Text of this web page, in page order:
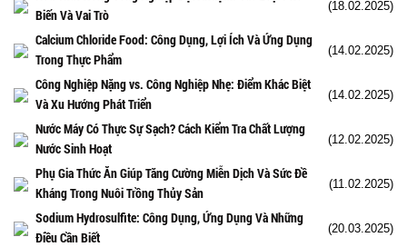
Biến Và Vai Trò
(18.02.2025)
Calcium Chloride Food: Công Dụng, Lợi Ích Và Ứng Dụng
Trong Thực Phẩm
(14.02.2025)
Công Nghiệp Nặng vs. Công Nghiệp Nhẹ: Điểm Khác Biệt
Và Xu Hướng Phát Triển
(14.02.2025)
Nước Máy Có Thực Sự Sạch? Cách Kiểm Tra Chất Lượng
Nước Sinh Hoạt
(12.02.2025)
Phụ Gia Thức Ăn Giúp Tăng Cường Miễn Dịch Và Sức Đề
Kháng Trong Nuôi Trồng Thủy Sản
(11.02.2025)
Sodium Hydrosulfite: Công Dụng, Ứng Dụng Và Những
Điều Cần Biết
(20.03.2025)